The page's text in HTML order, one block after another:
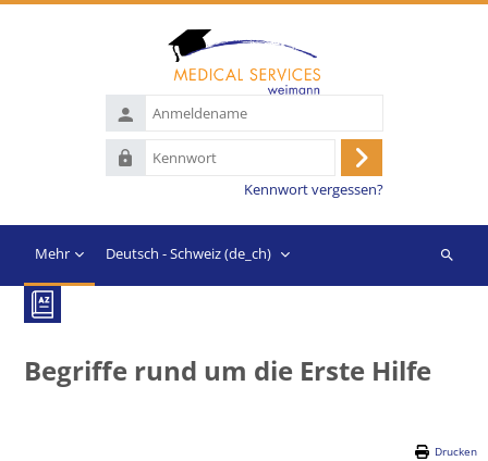
Anmeldename
Kennwort
Anmelden
Kennwort vergessen?
Mehr Deutsch - Schweiz ‎(de_ch)‎
Suchen
Begriffe rund um die Erste Hilfe
Drucken